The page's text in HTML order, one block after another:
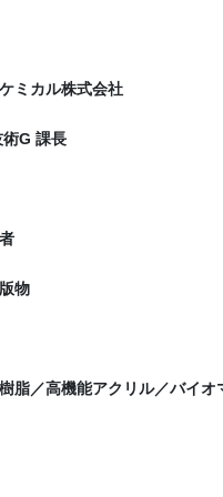
ミカル株式会社
G 課長
物
脂／高機能アクリル／バイ